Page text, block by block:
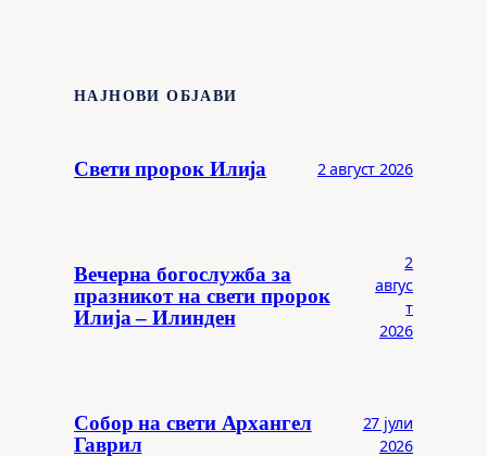
НАЈНОВИ ОБЈАВИ
Свети пророк Илија 2 август 2026
Вечерна богослужба за
празникот на свети пророк
Илија – Илинден
2
авгус
т
2026
Собор на свети Архангел
Гаврил
27 јули
2026